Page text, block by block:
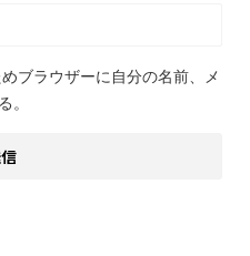
ブラウザーに自分の名前、メ
。